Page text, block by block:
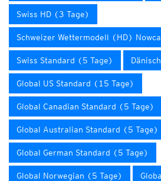
Swiss HD (3 Tage)
Schweizer Wettermodell (HD)
Swiss Standard (5 Tage)
Global US Standard (15 Tage)
Global Canadian Standard (5 Tage)
Global Australian Standard (5 Tage)
Global German Standard (5 Tage)
Global Norwegian (5 Tage)